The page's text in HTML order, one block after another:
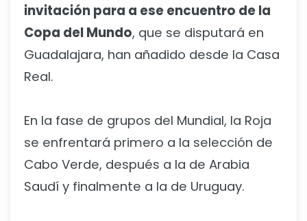
invitación para a ese encuentro de la
Copa del Mundo, que se disputará en
Guadalajara, han añadido desde la Casa
Real.
En la fase de grupos del Mundial, la Roja
se enfrentará primero a la selección de
Cabo Verde, después a la de Arabia
Saudí y finalmente a la de Uruguay.